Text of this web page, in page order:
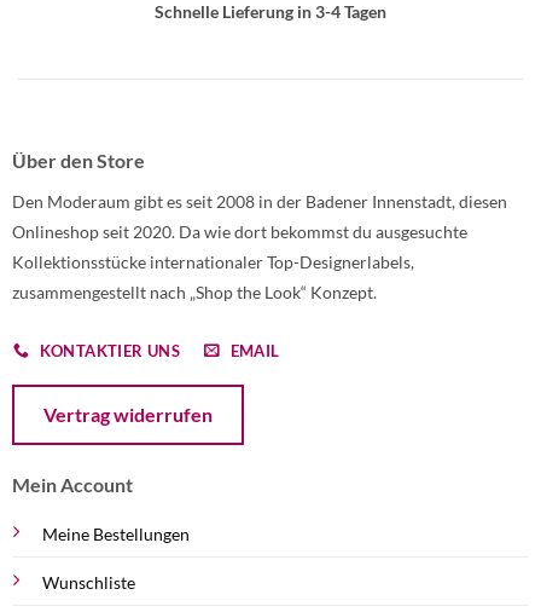
Schnelle Lieferung in 3-4 Tagen
Über den Store
Den Moderaum gibt es seit 2008 in der Badener Innenstadt, diesen
Onlineshop seit 2020. Da wie dort bekommst du ausgesuchte
Kollektionsstücke internationaler Top-Designerlabels,
zusammengestellt nach „Shop the Look“ Konzept.
KONTAKTIER UNS EMAIL
Vertrag widerrufen
Mein Account
Meine Bestellungen
Wunschliste